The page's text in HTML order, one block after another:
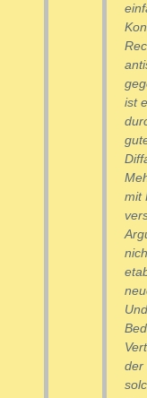
ist
mit
der